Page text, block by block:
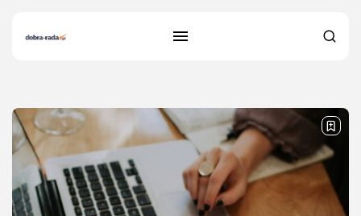
30 results found